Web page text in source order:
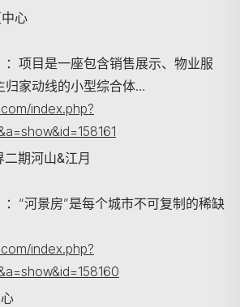
心
：项目是一座包含销售展示、物业服
归家动线的小型综合体…
index.php?
期河山&江月
“河景房”是每个城市不可复制的稀缺
index.php?